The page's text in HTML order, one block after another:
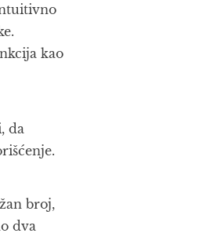
kao
da
broj,
dva